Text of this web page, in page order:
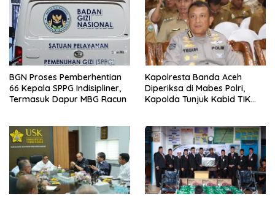
BGN Proses Pemberhentian
66 Kepala SPPG Indisipliner,
Termasuk Dapur MBG Racun
Kapolresta Banda Aceh
Diperiksa di Mabes Polri,
Kapolda Tunjuk Kabid TIK